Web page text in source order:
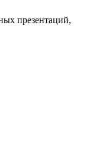
презентаций,